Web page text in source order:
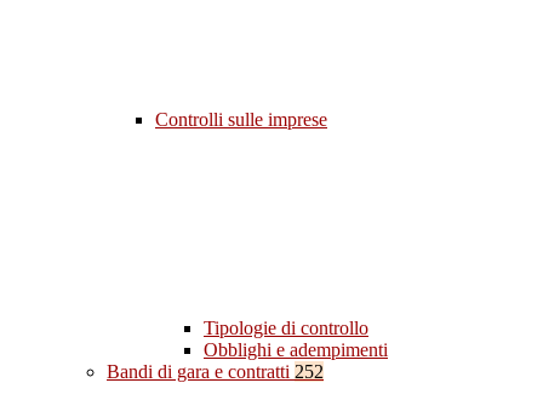
Controlli sulle imprese
Tipologie di controllo
Obblighi e adempimenti
Bandi di gara e contratti 252